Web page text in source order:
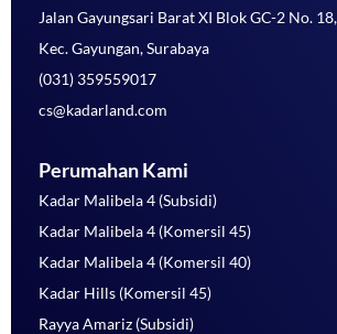
Jalan Gayungsari Barat XI Blok GC-2 No.
Kec. Gayungan, Surabaya
(031) 359559017
cs@kadarland.com
Perumahan Kami
Kadar Malibela 4 (Subsidi)
Kadar Malibela 4 (Komersil 45)
Kadar Malibela 4 (Komersil 40)
Kadar Hills (Komersil 45)
Rayya Amariz (Subsidi)